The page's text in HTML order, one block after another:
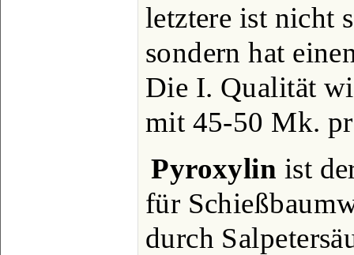
letztere ist nicht
sondern hat
Die I. Qualität
mit 45-50 Mk.
Pyroxylin ist
für
durch